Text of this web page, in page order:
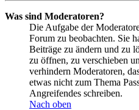
Was sind Moderatoren?
Die Aufgabe der
Forum zu beobachten. Sie
Beiträge zu ändern und zu
zu öffnen, zu verschieben
verhindern Moderatoren,
etwas nicht zum Thema
Angreifendes schreiben.
Nach oben